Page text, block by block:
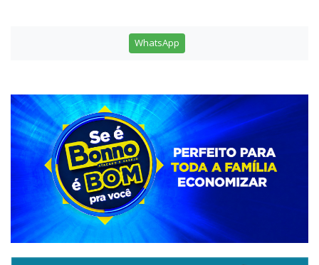
WhatsApp